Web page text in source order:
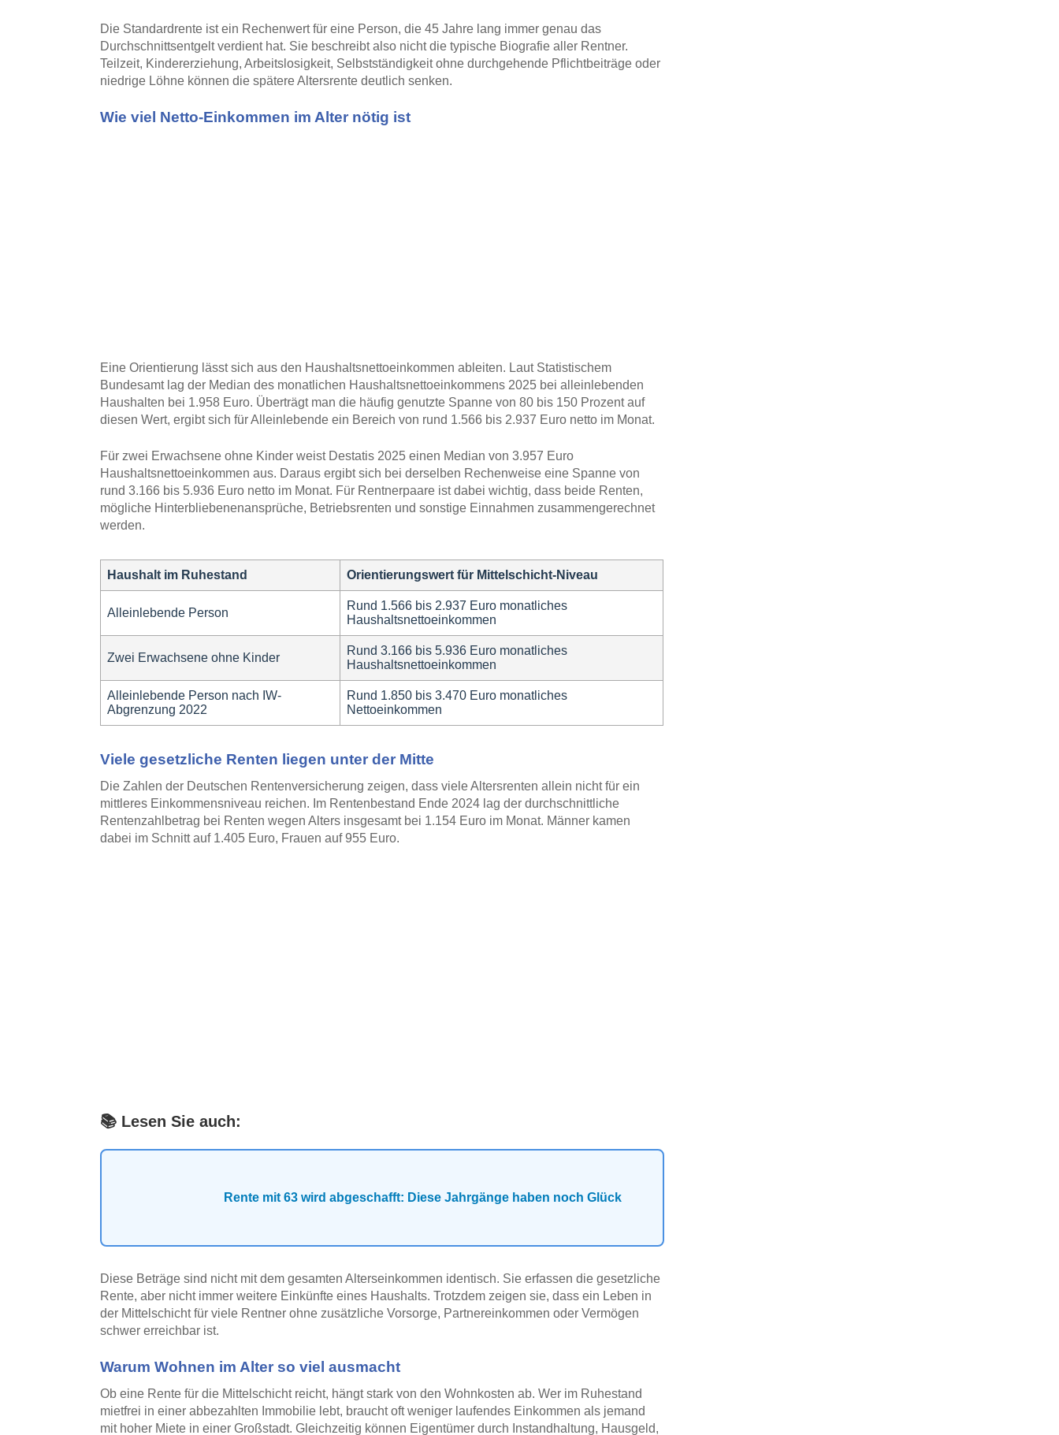
Die Standardrente ist ein Rechenwert für eine Person, die 45 Jahre lang immer genau das
Durchschnittsentgelt verdient hat. Sie beschreibt also nicht die typische Biografie aller Rentner.
Teilzeit, Kindererziehung, Arbeitslosigkeit, Selbstständigkeit ohne durchgehende Pflichtbeiträge oder
niedrige Löhne können die spätere Altersrente deutlich senken.
Wie viel Netto-Einkommen im Alter nötig ist
Eine Orientierung lässt sich aus den Haushaltsnettoeinkommen ableiten. Laut Statistischem
Bundesamt lag der Median des monatlichen Haushaltsnettoeinkommens 2025 bei alleinlebenden
Haushalten bei 1.958 Euro. Überträgt man die häufig genutzte Spanne von 80 bis 150 Prozent auf
diesen Wert, ergibt sich für Alleinlebende ein Bereich von rund 1.566 bis 2.937 Euro netto im Monat.
Für zwei Erwachsene ohne Kinder weist Destatis 2025 einen Median von 3.957 Euro
Haushaltsnettoeinkommen aus. Daraus ergibt sich bei derselben Rechenweise eine Spanne von
rund 3.166 bis 5.936 Euro netto im Monat. Für Rentnerpaare ist dabei wichtig, dass beide Renten,
mögliche Hinterbliebenenansprüche, Betriebsrenten und sonstige Einnahmen zusammengerechnet
werden.
Haushalt im Ruhestand Orientierungswert für Mittelschicht-Niveau
Alleinlebende Person
Rund 1.566 bis 2.937 Euro monatliches
Haushaltsnettoeinkommen
Zwei Erwachsene ohne Kinder
Rund 3.166 bis 5.936 Euro monatliches
Haushaltsnettoeinkommen
Alleinlebende Person nach IW-
Abgrenzung 2022
Rund 1.850 bis 3.470 Euro monatliches
Nettoeinkommen
Viele gesetzliche Renten liegen unter der Mitte
Die Zahlen der Deutschen Rentenversicherung zeigen, dass viele Altersrenten allein nicht für ein
mittleres Einkommensniveau reichen. Im Rentenbestand Ende 2024 lag der durchschnittliche
Rentenzahlbetrag bei Renten wegen Alters insgesamt bei 1.154 Euro im Monat. Männer kamen
dabei im Schnitt auf 1.405 Euro, Frauen auf 955 Euro.
📚 Lesen Sie auch:
Rente mit 63 wird abgeschafft: Diese Jahrgänge haben noch Glück
Diese Beträge sind nicht mit dem gesamten Alterseinkommen identisch. Sie erfassen die gesetzliche
Rente, aber nicht immer weitere Einkünfte eines Haushalts. Trotzdem zeigen sie, dass ein Leben in
der Mittelschicht für viele Rentner ohne zusätzliche Vorsorge, Partnereinkommen oder Vermögen
schwer erreichbar ist.
Warum Wohnen im Alter so viel ausmacht
Ob eine Rente für die Mittelschicht reicht, hängt stark von den Wohnkosten ab. Wer im Ruhestand
mietfrei in einer abbezahlten Immobilie lebt, braucht oft weniger laufendes Einkommen als jemand
mit hoher Miete in einer Großstadt. Gleichzeitig können Eigentümer durch Instandhaltung, Hausgeld,